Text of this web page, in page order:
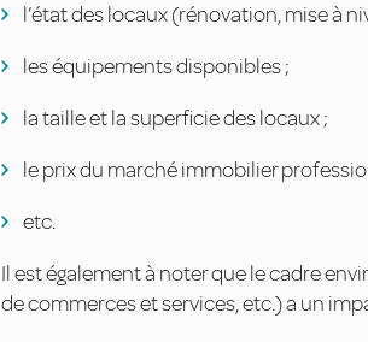
l’état des locaux (rénovation, mise à
les équipements disponibles ;
la taille et la superficie des locaux ;
le prix du marché immobilier
etc.
Il est également à noter que le cadre
de commerces et services, etc.) a un